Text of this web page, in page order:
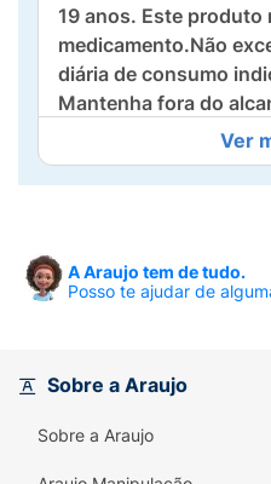
19 anos. Este produto
medicamento.Não
diária de consumo
Mantenha fora do
de coco, cápsula
lecitina de girassol.
NOZES, AVELÃS,
CAJU, CASTANHA-
Ver
A Araujo tem de tudo.
Posso te ajudar de
Sobre a Araujo
Sobre a Araujo